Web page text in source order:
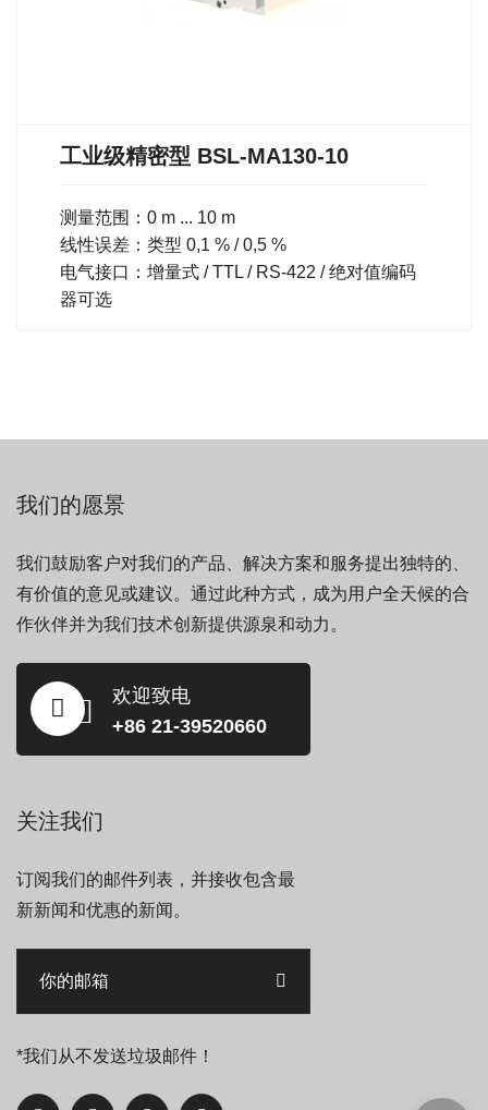
工业级精密型 BSL-MA130-10
测量范围：0 m ... 10 m
线性误差：类型 0,1 % / 0,5 %
电气接口：增量式 / TTL / RS-422 / 绝对值编码
器可选
我们的愿景
我们鼓励客户对我们的产品、解决方案和服务提出独特的、
有价值的意见或建议。通过此种方式，成为用户全天候的合
作伙伴并为我们技术创新提供源泉和动力。
欢迎致电
+86 21-39520660
关注我们
订阅我们的邮件列表，并接收包含最
新新闻和优惠的新闻。
*我们从不发送垃圾邮件！